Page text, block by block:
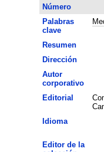
Número
Palabras
clave
Resumen
Dirección
Autor
corporativo
Editorial
Idioma
Editor de la